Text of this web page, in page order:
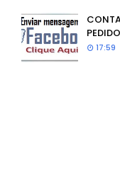
17:59